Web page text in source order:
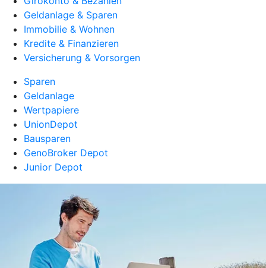
Geldanlage & Sparen
Immobilie & Wohnen
Kredite & Finanzieren
Versicherung & Vorsorgen
Sparen
Geldanlage
Wertpapiere
UnionDepot
Bausparen
GenoBroker Depot
Junior Depot